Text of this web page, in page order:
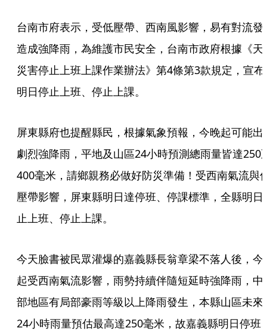
台南市府表示，受低壓帶、西南風影響，易有對流發
造成強降雨，為維護市民安全，台南市政府根據《天
災害停止上班上課作業辦法》第4條第3款規定，宣布
明日停止上班、停止上課。
屏東縣府也提醒縣民，根據氣象預報，今晚起可能出
劇烈強降雨，平地及山區24小時預測總雨量皆達250
400毫米，請鄉親務必做好防災準備！受西南氣流與
壓帶影響，屏東縣明日達停班、停課標準，全縣明日
止上班、停止上課。
今天臉書被民眾灌爆的嘉義縣長翁章梁不落人後，今
起受西南氣流影響，雨勢持續伴隨短延時強降雨，中
部地區有局部豪雨等級以上降雨發生，本縣山區未來
24小時雨量預估最高達250毫米，故嘉義縣明日停班